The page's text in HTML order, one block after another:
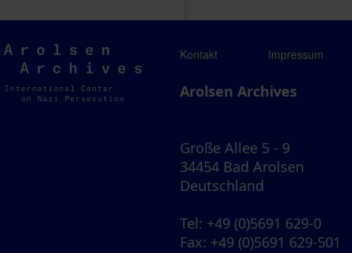
Arolsen
Archives
Kontakt Impressum
Arolsen Archives
Große Allee 5 - 9
34454 Bad Arolsen
Deutschland
Tel: +49 (0)5691 629-0
Fax: +49 (0)5691 629-501